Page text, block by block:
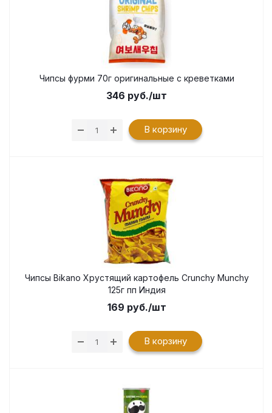
Чипсы фурми 70г оригинальные с креветками
346 руб./шт
В корзину
Чипсы Bikano Хрустящий картофель Crunchy Munchy
125г пп Индия
169 руб./шт
В корзину